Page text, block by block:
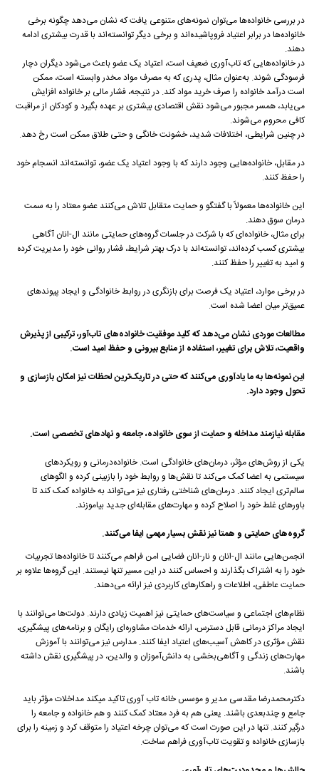
در بررسی خانواده‌ها می‌توان نمونه‌های متنوعی یافت که نشان می‌دهد چگونه برخی
خانواده‌ها در برابر اعتیاد فروپاشیده‌اند و برخی دیگر توانسته‌اند با قدرت بیشتری ادامه
دهند.
در خانواده‌هایی که تاب‌آوری ضعیف است، اعتیاد یک عضو باعث می‌شود دیگران دچار
فرسودگی شوند. به‌عنوان مثال، پدری که به مصرف مواد مخدر وابسته است، ممکن
است درآمد خانواده را صرف خرید مواد کند. در نتیجه، فشار مالی بر خانواده افزایش
می‌یابد، همسر مجبور می‌شود نقش اقتصادی بیشتری بر عهده بگیرد و کودکان از مراقبت
کافی محروم می‌شوند.
در چنین شرایطی، اختلافات شدید، خشونت خانگی و حتی طلاق ممکن است رخ دهد.
در مقابل، خانواده‌هایی وجود دارند که با وجود اعتیاد یک عضو، توانسته‌اند انسجام خود
را حفظ کنند.
این خانواده‌ها معمولاً با گفتگو و حمایت متقابل تلاش می‌کنند عضو معتاد را به سمت
درمان سوق دهند.
برای مثال، خانواده‌ای که با شرکت در جلسات گروه‌های حمایتی مانند ال-انان آگاهی
بیشتری کسب کرده‌اند، توانسته‌اند با درک بهتر شرایط، فشار روانی خود را مدیریت کرده
و امید به تغییر را حفظ کنند.
در برخی موارد، اعتیاد یک فرصت برای بازنگری در روابط خانوادگی و ایجاد پیوندهای
عمیق‌تر میان اعضا شده است.
مطالعات موردی نشان می‌دهد که کلید موفقیت خانواده‌های تاب‌آور، ترکیبی از پذیرش
واقعیت، تلاش برای تغییر، استفاده از منابع بیرونی و حفظ امید است.
این نمونه‌ها به ما یادآوری می‌کنند که حتی در تاریک‌ترین لحظات نیز امکان بازسازی و
تحول وجود دارد.
مقابله نیازمند مداخله و حمایت از سوی خانواده، جامعه و نهادهای تخصصی است.
یکی از روش‌های مؤثر، درمان‌های خانوادگی است. خانواده‌درمانی و رویکردهای
سیستمی به اعضا کمک می‌کند تا نقش‌ها و روابط خود را بازبینی کرده و الگوهای
سالم‌تری ایجاد کنند. درمان‌های شناختی رفتاری نیز می‌تواند به خانواده کمک کند تا
باورهای غلط خود را اصلاح کرده و مهارت‌های مقابله‌ای جدید بیاموزند.
گروه‌های حمایتی و همتا نیز نقش بسیار مهمی ایفا می‌کنند.
انجمن‌هایی مانند ال-انان و نار-انان فضایی امن فراهم می‌کنند تا خانواده‌ها تجربیات
خود را به اشتراک بگذارند و احساس کنند در این مسیر تنها نیستند. این گروه‌ها علاوه بر
حمایت عاطفی، اطلاعات و راهکارهای کاربردی نیز ارائه می‌دهند.
نظام‌های اجتماعی و سیاست‌های حمایتی نیز اهمیت زیادی دارند. دولت‌ها می‌توانند با
ایجاد مراکز درمانی قابل دسترس، ارائه خدمات مشاوره‌ای رایگان و برنامه‌های پیشگیری،
نقش مؤثری در کاهش آسیب‌های اعتیاد ایفا کنند. مدارس نیز می‌توانند با آموزش
مهارت‌های زندگی و آگاهی‌بخشی به دانش‌آموزان و والدین، در پیشگیری نقش داشته
باشند.
دکترمحمدرضا مقدسی مدیر و موسس خانه تاب آوری تاکید میکند مداخلات مؤثر باید
جامع و چندبعدی باشند. یعنی هم به فرد معتاد کمک کنند و هم خانواده و جامعه را
درگیر کنند. تنها در این صورت است که می‌توان چرخه اعتیاد را متوقف کرد و زمینه را برای
بازسازی خانواده و تقویت تاب‌آوری فراهم ساخت.